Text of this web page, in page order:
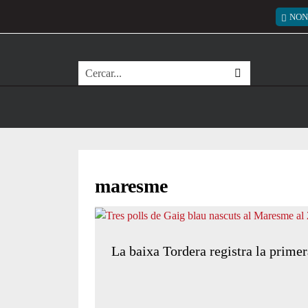
Cerca
maresme
La baixa Tordera registra la